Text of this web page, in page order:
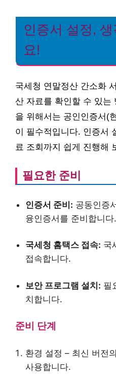
인증서 설정,
요!
국세청 연말정산 간소화
산 자료를 확인할 수 있는
을 위해서는 공인인증서(
이 필수적입니다. 인증서
료 조회까지 쉽게 진행해
필요한 준비
인증서 준비: 공동인증
융인증서를 준비합니다.
국세청 홈택스 접속: 국
접속합니다.
보안 프로그램 설치: 필
치합니다.
준비 단계
환경 설정 – 최신 버전
사용합니다.